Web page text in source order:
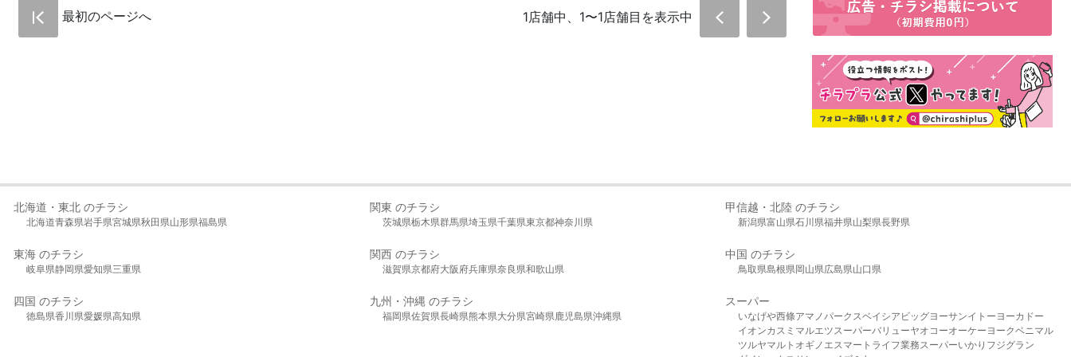
最初のページへ 1店舗中、1〜1店舗目を表示中
北海道・東北 のチラシ
北海道青森県岩手県宮城県秋田県山形県福島県
関東 のチラシ
茨城県栃木県群馬県埼玉県千葉県東京都神奈川県
甲信越・北陸 のチラシ
新潟県富山県石川県福井県山梨県長野県
東海 のチラシ
岐阜県静岡県愛知県三重県
関西 のチラシ
滋賀県京都府大阪府兵庫県奈良県和歌山県
中国 のチラシ
鳥取県島根県岡山県広島県山口県
四国 のチラシ
徳島県香川県愛媛県高知県
九州・沖縄 のチラシ
福岡県佐賀県長崎県熊本県大分県宮崎県 鹿児島県沖縄県
スーパー
いなげや西條アマノパークスベイシア ビッグヨーサンイトーヨーカドー
イオンカスミ マルエツ スーパーバリューヤオコーオーケー ヨークベニマル
ツルヤマルト オギノ エスマート ライフ業務スーパーいかり フジグラン